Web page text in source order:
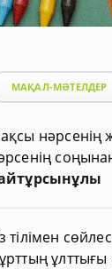
МАҚАЛ-МӘТЕЛДЕР
нәрсенің
тілімен